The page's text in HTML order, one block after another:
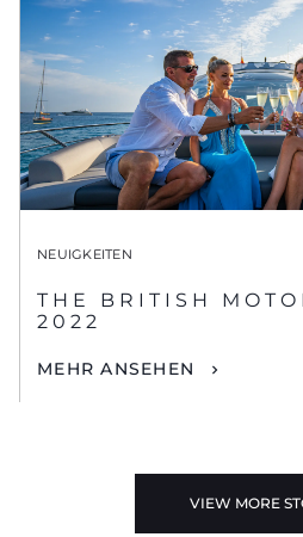
NEUIGKEITEN
THE BRITISH
2022
MEHR ANSEHEN
VIEW MORE